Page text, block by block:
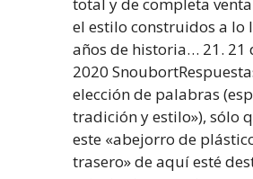
el estilo construidos a lo
años de historia… 21. 21
2020
elección de palabras
tradición y estilo»), sólo
este «abejorro de
trasero» de aquí esté